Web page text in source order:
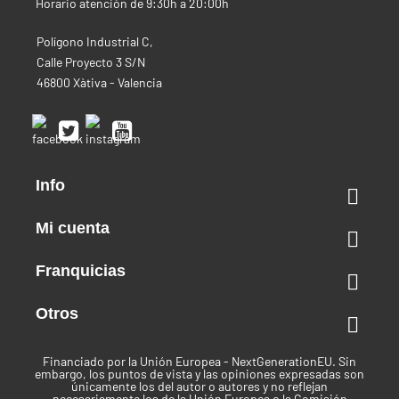
Horario atención de 9:30h a 20:00h
Polígono Industrial C,
Calle Proyecto 3 S/N
46800 Xàtiva - Valencia
Info 
Mi cuenta 
Franquicias 
Otros 
Financiado por la Unión Europea - NextGenerationEU. Sin
embargo, los puntos de vista y las opiniones expresadas son
únicamente los del autor o autores y no reflejan